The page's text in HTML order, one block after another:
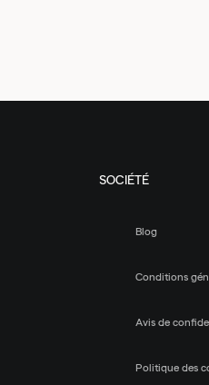
SOCIÉTÉ
Blog
Conditions
Avis de
Politique des